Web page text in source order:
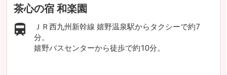
茶心の宿 和楽園
ＪＲ西九州新幹線 嬉野温泉駅からタクシーで約7
分。
嬉野バスセンターから徒歩で約10分。